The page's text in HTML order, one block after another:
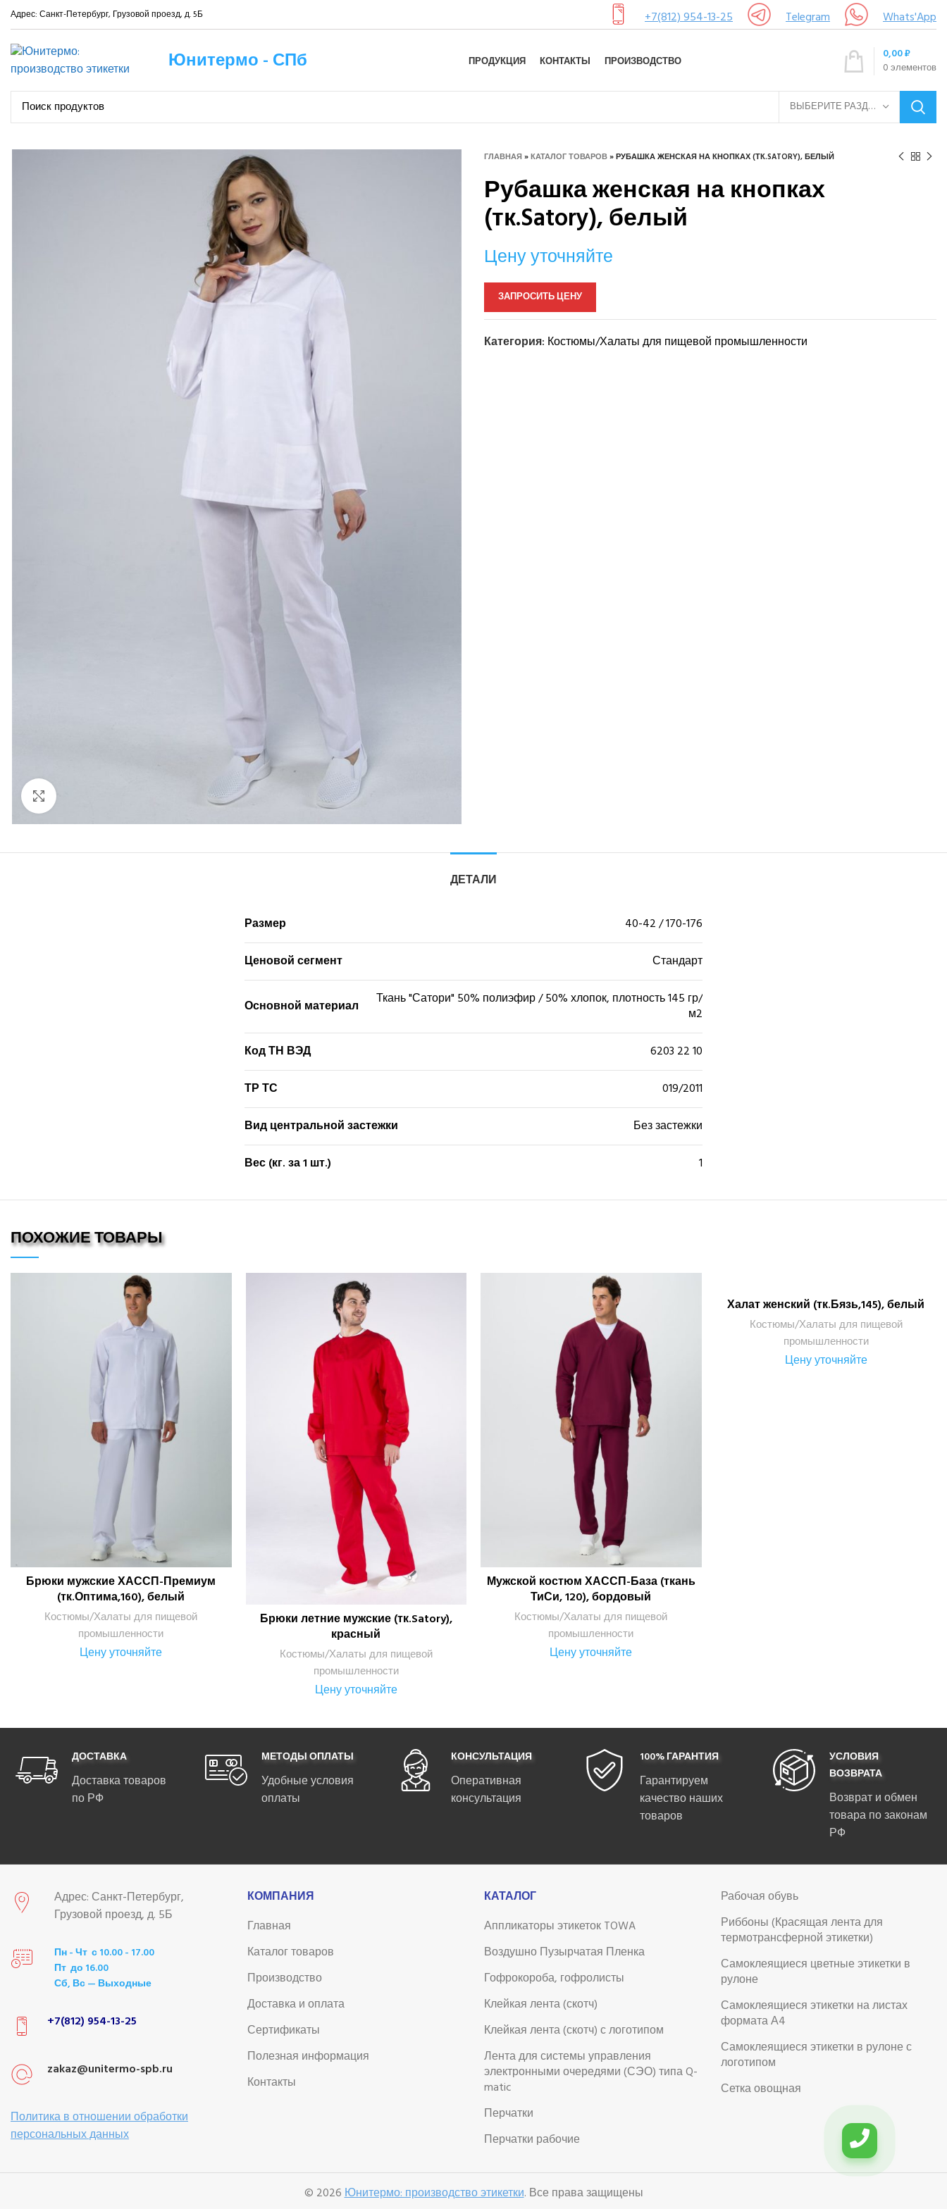
Адрес: Санкт-Петербург, Грузовой проезд, д. 5Б +7(812) 954-13-25 Telegram Whats'App
Юнитермо - СПб ПРОДУКЦИЯ КОНТАКТЫ ПРОИЗВОДСТВО 0элементов
0,00₽
ВЫБЕРИТЕ РАЗДЕЛ
ГЛАВНАЯ»КАТАЛОГ ТОВАРОВ»РУБАШКА ЖЕНСКАЯ НА КНОПКАХ (ТК.SATORY), БЕЛЫЙ
Рубашка женская на кнопках
(тк.Satory), белый
Цену уточняйте
ЗАПРОСИТЬ ЦЕНУ
Категория: Костюмы/Халаты для пищевой промышленности
ДЕТАЛИ
Размер 40-42 / 170-176
Ценовой сегмент Стандарт
Основной материал
Ткань "Сатори" 50% полиэфир / 50% хлопок, плотность 145 гр/
м2
Код ТН ВЭД 6203 22 10
ТР ТС 019/2011
Вид центральной застежки Без застежки
Вес (кг. за 1 шт.) 1
ПОХОЖИЕ ТОВАРЫ
ПОДРОБНЕЕ
Брюки мужские ХАССП-Премиум
(тк.Оптима,160), белый
Костюмы/Халаты для пищевой
промышленности
Цену уточняйте
ПОДРОБНЕЕ
Брюки летние мужские (тк.Satory),
красный
Костюмы/Халаты для пищевой
промышленности
Цену уточняйте
ПОДРОБНЕЕ
Мужской костюм ХАССП-База (ткань
ТиСи, 120), бордовый
Костюмы/Халаты для пищевой
промышленности
Цену уточняйте
ПОДРОБНЕЕ
Халат женский (тк.Бязь,145), белый
Костюмы/Халаты для пищевой
промышленности
Цену уточняйте
ДОСТАВКА
Доставка товаров
по РФ
МЕТОДЫ ОПЛАТЫ
Удобные условия
оплаты
КОНСУЛЬТАЦИЯ
Оперативная
консультация
100% ГАРАНТИЯ
Гарантируем
качество наших
товаров
УСЛОВИЯ
ВОЗВРАТА
Возврат и обмен
товара по законам
РФ
Адрес: Санкт-Петербург,
Грузовой проезд, д. 5Б
Пн - Чт с 10.00 - 17.00
Пт до 16.00
Сб, Вс — Выходные
+7(812) 954-13-25
zakaz@unitermo-spb.ru
Политика в отношении обработки
персональных данных
КОМПАНИЯ
Главная
Каталог товаров
Производство
Доставка и оплата
Сертификаты
Полезная информация
Контакты
КАТАЛОГ
Аппликаторы этикеток TOWA
Воздушно Пузырчатая Пленка
Гофрокороба, гофролисты
Клейкая лента (скотч)
Клейкая лента (скотч) с логотипом
Лента для системы управления
электронными очередями (СЭО) типа Q-
matic
Перчатки
Перчатки рабочие
Рабочая обувь
Риббоны (Красящая лента для
термотрансферной этикетки)
Самоклеящиеся цветные этикетки в
рулоне
Самоклеящиеся этикетки на листах
формата А4
Самоклеящиеся этикетки в рулоне с
логотипом
Сетка овощная
© 2026Юнитермо: производство этикетки. Все права защищены